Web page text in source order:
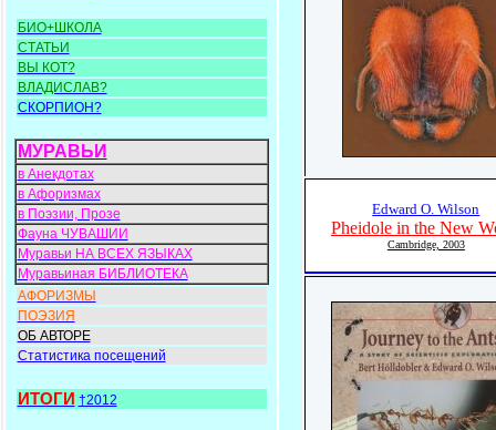
БИО+ШКОЛА
СТАТЬИ
ВЫ КОТ?
ВЛАДИСЛАВ?
СКОРПИОН?
МУРАВЬИ
в Анекдотах
в Афоризмах
в Поэзии, Прозе
Фауна ЧУВАШИИ
Муравьи НА ВСЕХ ЯЗЫКАХ
Муравьиная БИБЛИОТЕКА
АФОРИЗМЫ
ПОЭЗИЯ
ОБ АВТОРЕ
Статистика посещений
ИТОГИ †2012
Edward O. Wilson
Pheidole in the New
Cambridge, 2003